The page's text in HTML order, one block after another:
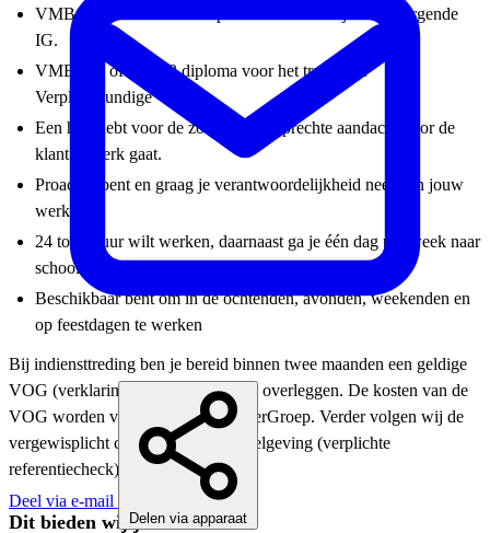
VMBO basis of MBO2 diploma voor het traject Verzorgende
IG.
VMBO-T of MBO3 diploma voor het traject tot
Verpleegkundige
Een hart hebt voor de zorg en met oprechte aandacht voor de
klant te werk gaat.
Proactief bent en graag je verantwoordelijkheid neemt in jouw
werk.
24 tot 32 uur wilt werken, daarnaast ga je één dag per week naar
school
Beschikbaar bent om in de ochtenden, avonden, weekenden en
op feestdagen te werken
Bij indiensttreding ben je bereid binnen twee maanden een geldige
VOG (verklaring omtrent gedrag) te overleggen. De kosten van de
VOG worden vergoed door MeanderGroep. Verder volgen wij de
vergewisplicht conform wet- en regelgeving (verplichte
referentiecheck).
Dit bieden wij jou
Deel via e-mail
Delen via apparaat